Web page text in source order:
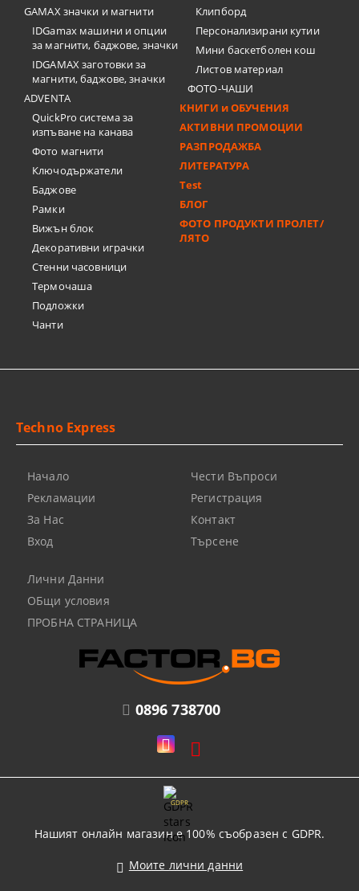
GAMAX значки и магнити
IDGamax машини и опции
за магнити, баджове, значки
IDGAMAX заготовки за
магнити, баджове, значки
ADVENTA
QuickPro система за
изпъване на канава
Фото магнити
Ключодържатели
Баджове
Рамки
Вижън блок
Декоративни играчки
Стенни часовници
Термочашa
Подложки
Чанти
Клипборд
Персонализирани кутии
Мини баскетболен кош
Листов материал
ФОТО-ЧАШИ
КНИГИ и ОБУЧЕНИЯ
АКТИВНИ ПРОМОЦИИ
РАЗПРОДАЖБА
ЛИТЕРАТУРА
Test
БЛОГ
ФОТО ПРОДУКТИ ПРОЛЕТ/
ЛЯТО
0896 738700
Techno Express
Начало
Рекламации
За Нас
Вход
Чести Въпроси
Регистрация
Контакт
Търсене
Лични Данни
ОБщи условия
ПРОБНА СТРАНИЦА
GDPR
Нашият онлайн магазин е 100% съобразен с GDPR.
Моите лични данни